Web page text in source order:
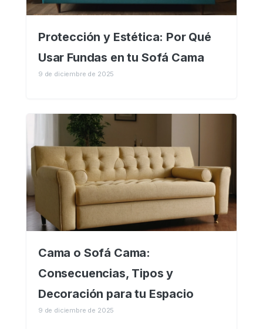
Protección y Estética: Por Qué
Usar Fundas en tu Sofá Cama
9 de diciembre de 2025
Cama o Sofá Cama:
Consecuencias, Tipos y
Decoración para tu Espacio
9 de diciembre de 2025